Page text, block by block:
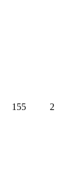
155 2